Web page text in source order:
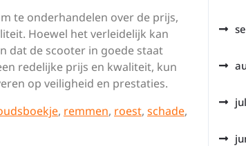
te onderhandelen over de prijs,
Hoewel het verleidelijk kan
dat de scooter in goede staat
redelijke prijs en kwaliteit, kun
op veiligheid en prestaties.
, remmen, roest, schade,